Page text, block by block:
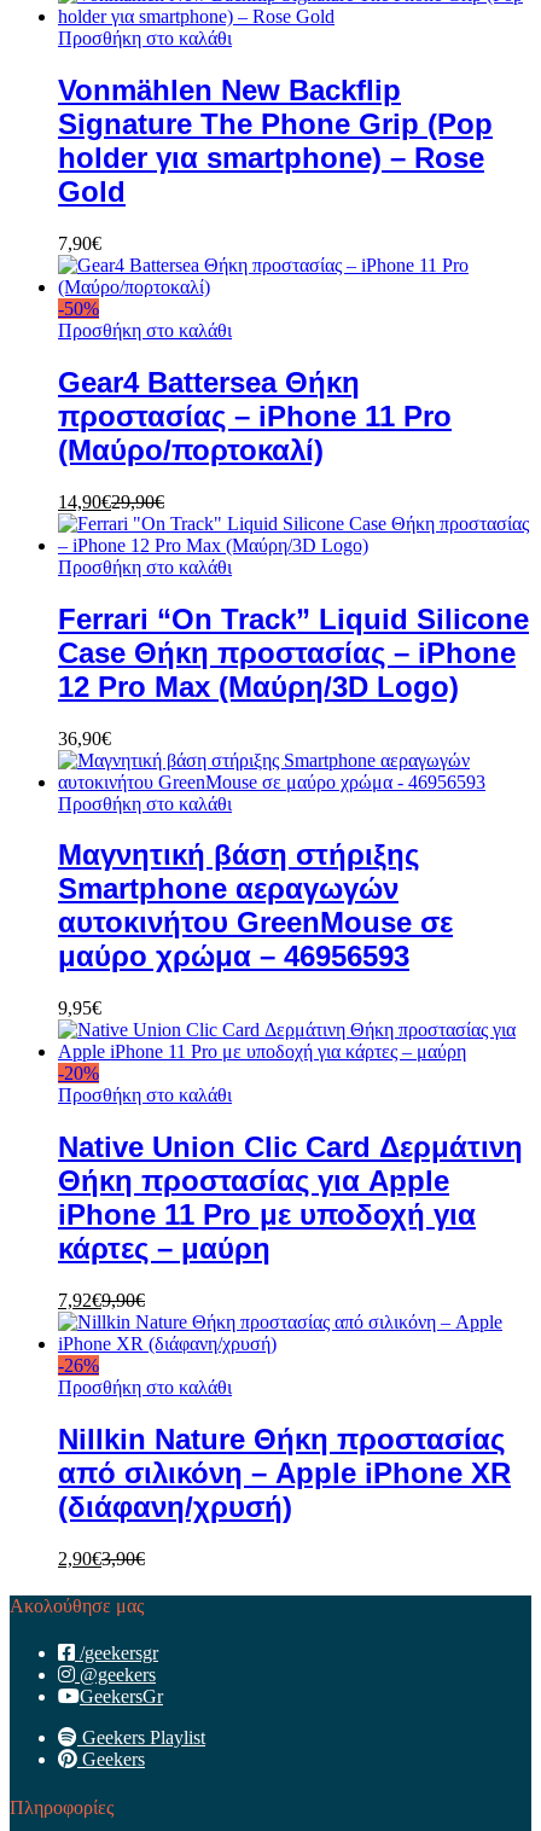
Προσθήκη στο καλάθι
Vonmählen New Backflip
Signature The Phone Grip (Pop
holder για smartphone) – Rose
Gold
7,90€
-50%
Προσθήκη στο καλάθι
Gear4 Battersea Θήκη
προστασίας – iPhone 11 Pro
(Μαύρο/πορτοκαλί)
14,90€29,90€
Προσθήκη στο καλάθι
Ferrari “On Track” Liquid Silicone
Case Θήκη προστασίας – iPhone
12 Pro Max (Μαύρη/3D Logo)
36,90€
Προσθήκη στο καλάθι
Μαγνητική βάση στήριξης
Smartphone αεραγωγών
αυτοκινήτου GreenMouse σε
μαύρο χρώμα – 46956593
9,95€
-20%
Προσθήκη στο καλάθι
Native Union Clic Card Δερμάτινη
Θήκη προστασίας για Apple
iPhone 11 Pro με υποδοχή για
κάρτες – μαύρη
7,92€9,90€
-26%
Προσθήκη στο καλάθι
Nillkin Nature Θήκη προστασίας
από σιλικόνη – Apple iPhone XR
(διάφανη/χρυσή)
2,90€3,90€
Ακολούθησε μας
/geekersgr
@geekers
GeekersGr
Geekers Playlist
Geekers
Πληροφορίες